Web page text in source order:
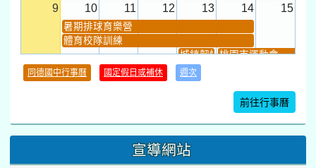
9 10 11 12 13 14 15
暑期排球育樂營
體育校隊訓練
城鎮韌性(防空)演習
桃園市運動會
暑期體育育樂營結束
21 22
桃園市運動會
數感實驗夏令營(整天)
同德國中行事曆 國定假日或補休 週次
前往行事曆
宣導網站